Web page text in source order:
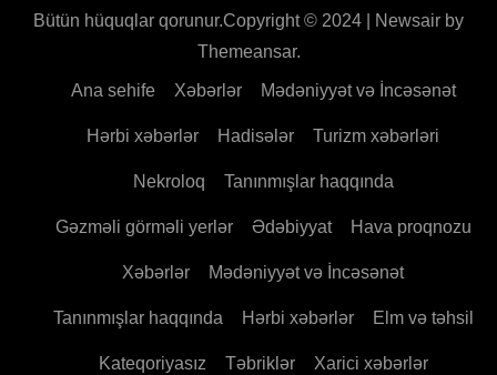
Bütün hüquqlar qorunur.Copyright © 2024
Newsair by
Themeansar.
Ana sehife Xəbərlər Mədəniyyət və İncəsənət
Hərbi xəbərlər Hadisələr Turizm xəbərləri
Nekroloq Tanınmışlar haqqında
Gəzməli görməli yerlər Ədəbiyyat Hava proqnozu
Xəbərlər Mədəniyyət və İncəsənət
Tanınmışlar haqqında Hərbi xəbərlər Elm və təhsil
Kateqoriyasız Təbriklər Xarici xəbərlər